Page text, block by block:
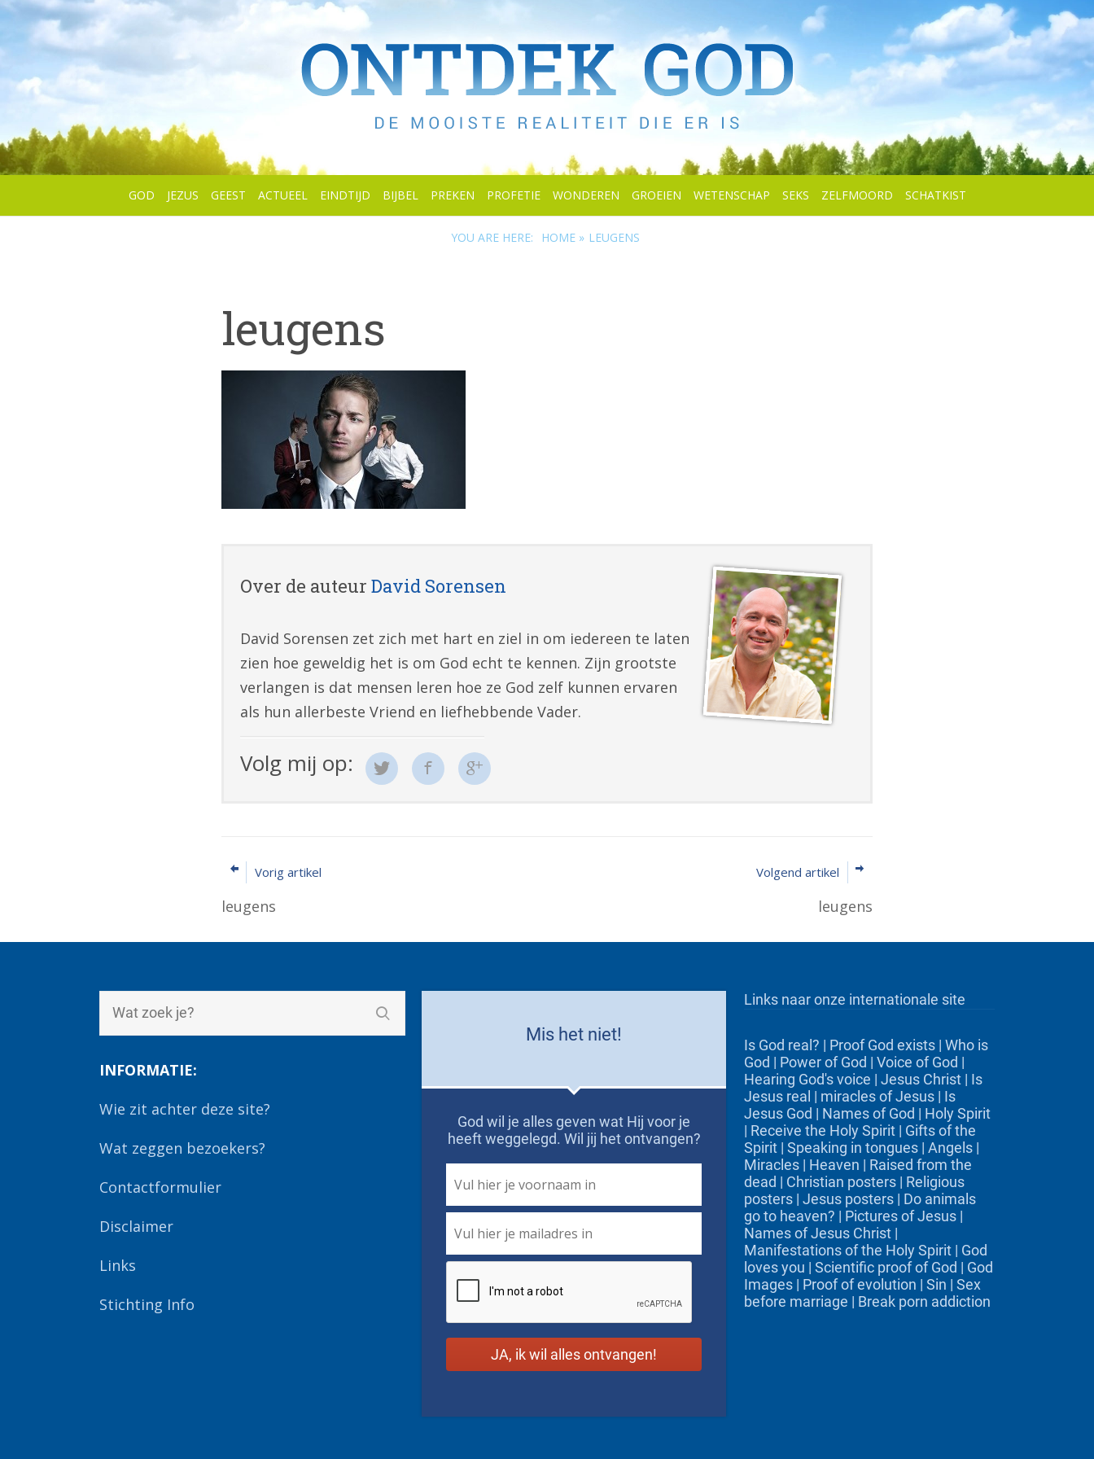
GOD JEZUS GEEST ACTUEEL EINDTIJD BIJBEL PREKEN PROFETIE WONDEREN GROEIEN WETENSCHAP SEKS ZELFMOORD SCHATKIST
YOU ARE HERE: HOME » LEUGENS
leugens
Over de auteur David Sorensen
David Sorensen zet zich met hart en ziel in om iedereen te laten
zien hoe geweldig het is om God echt te kennen. Zijn grootste
verlangen is dat mensen leren hoe ze God zelf kunnen ervaren
als hun allerbeste Vriend en liefhebbende Vader.
Volg mij op:
Vorig artikel
leugens
Volgend artikel
leugens
INFORMATIE:
Wie zit achter deze site?
Wat zeggen bezoekers?
Contactformulier
Disclaimer
Links
Stichting Info
Mis het niet!
God wil je alles geven wat Hij voor je
heeft weggelegd. Wil jij het ontvangen?
Name *
Links naar onze internationale site
Is God real? | Proof God exists | Who is
God | Power of God | Voice of God |
Hearing God's voice | Jesus Christ | Is
Jesus real | miracles of Jesus | Is
Jesus God | Names of God | Holy Spirit
| Receive the Holy Spirit | Gifts of the
Spirit | Speaking in tongues | Angels |
Miracles | Heaven | Raised from the
dead | Christian posters | Religious
posters | Jesus posters | Do animals
go to heaven? | Pictures of Jesus |
Names of Jesus Christ |
Manifestations of the Holy Spirit | God
loves you | Scientific proof of God | God
Images | Proof of evolution | Sin | Sex
before marriage | Break porn addiction